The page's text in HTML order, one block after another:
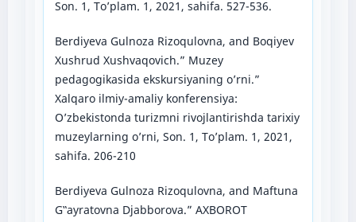
Son. 1, To’plam. 1, 2021, sahifa. 527-536.
Berdiyeva Gulnoza Rizoqulovna, and Boqiyev
Xushrud Xushvaqovich.” Muzey
pedagogikasida ekskursiyaning o’rni.”
Xalqaro ilmiy-amaliy konferensiya:
O’zbekistonda turizmni rivojlantirishda tarixiy
muzeylarning o’rni, Son. 1, To’plam. 1, 2021,
sahifa. 206-210
Berdiyeva Gulnoza Rizoqulovna, and Maftuna
G‟ayratovna Djabborova.” AXBOROT